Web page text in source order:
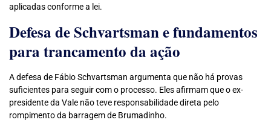
aplicadas conforme a lei.
Defesa de Schvartsman e fundamentos
para trancamento da ação
A defesa de Fábio Schvartsman argumenta que não há provas
suficientes para seguir com o processo. Eles afirmam que o ex-
presidente da Vale não teve responsabilidade direta pelo
rompimento da barragem de Brumadinho.